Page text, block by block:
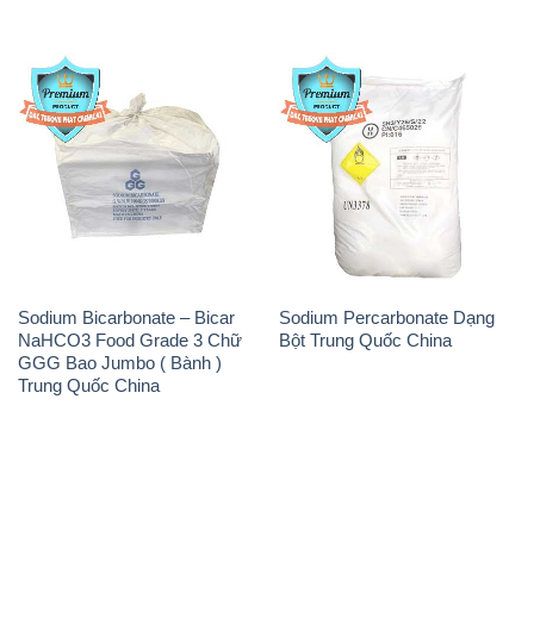
Sodium Bicarbonate – Bicar
NaHCO3 Food Grade 3 Chữ
GGG Bao Jumbo ( Bành )
Trung Quốc China
Sodium Percarbonate Dạng
Bột Trung Quốc China